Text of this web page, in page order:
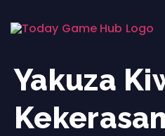
Yakuza